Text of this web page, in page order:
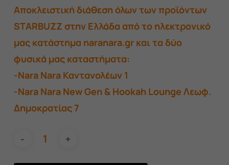
Αποκλειστική διάθεση όλων των προϊόντων
STARBUZZ στην Ελλάδα από το ηλεκτρονικό
μας κατάστημα naranara.gr και τα δύο
φυσικά μας καταστήματα:
-Nara Nara Καντανολέων 1
-Nara Nara New Gen & Hookah Lounge Λεωφ.
Δημοκρατίας 7